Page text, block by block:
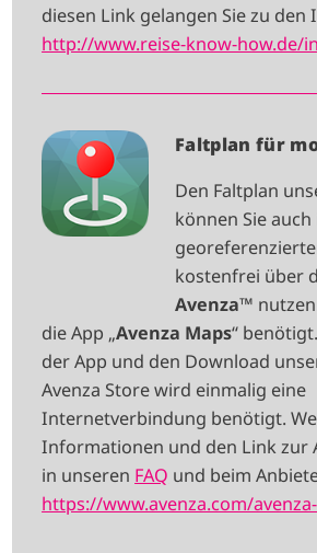
diesen Link gelangen Sie zu den
http://www.reise-know-how.de/
I
A
G
Faltplan für
Den Faltplan
können Sie
kostenfrei über
Avenza™
die App „Avenza Maps“
der App und den Download
Avenza Store wird einmalig eine
Internetverbindung benötigt.
Informationen und den Link zur
in unseren FAQ und beim
https://www.avenza.com/